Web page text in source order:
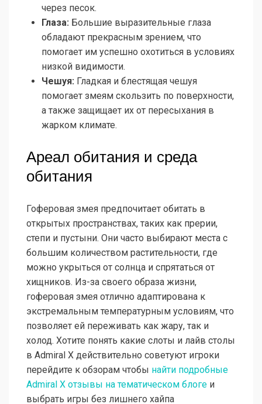
через песок.
Глаза: Большие выразительные глаза
обладают прекрасным зрением, что
помогает им успешно охотиться в условиях
низкой видимости.
Чешуя: Гладкая и блестящая чешуя
помогает змеям скользить по поверхности,
а также защищает их от пересыхания в
жарком климате.
Ареал обитания и среда
обитания
Гоферовая змея предпочитает обитать в
открытых пространствах, таких как прерии,
степи и пустыни. Они часто выбирают места с
большим количеством растительности, где
можно укрыться от солнца и спрятаться от
хищников. Из-за своего образа жизни,
гоферовая змея отлично адаптирована к
экстремальным температурным условиям, что
позволяет ей переживать как жару, так и
холод. Хотите понять какие слоты и лайв столы
в Admiral X действительно советуют игроки
перейдите к обзорам чтобы найти подробные
Admiral X отзывы на тематическом блоге и
выбрать игры без лишнего хайпа